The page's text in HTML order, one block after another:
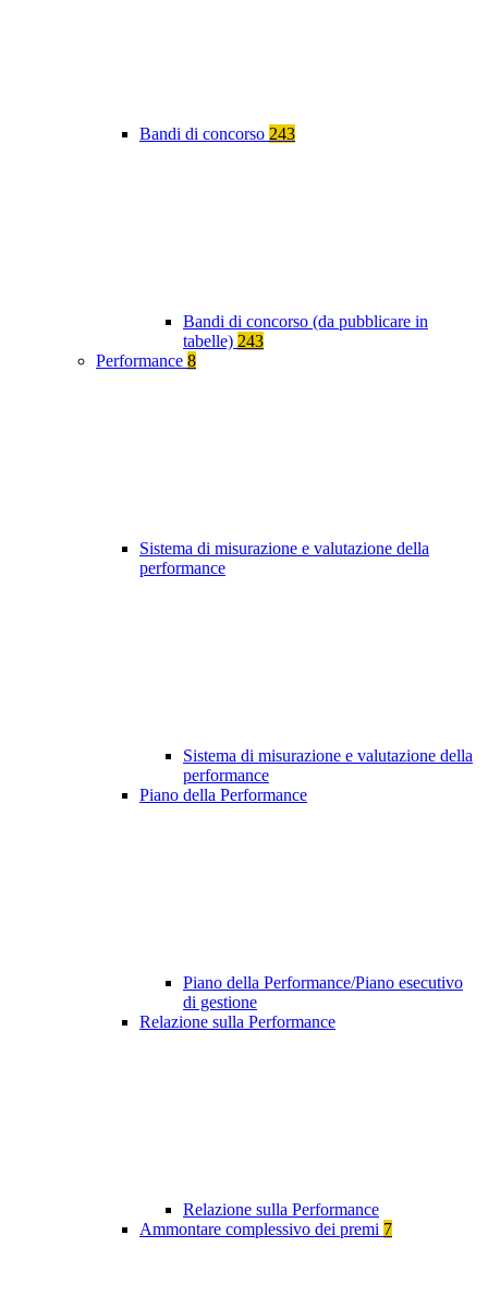
Bandi di concorso 243
Bandi di concorso (da pubblicare in
tabelle) 243
Performance 8
Sistema di misurazione e valutazione della
performance
Sistema di misurazione e valutazione della
performance
Piano della Performance
Piano della Performance/Piano esecutivo
di gestione
Relazione sulla Performance
Relazione sulla Performance
Ammontare complessivo dei premi 7